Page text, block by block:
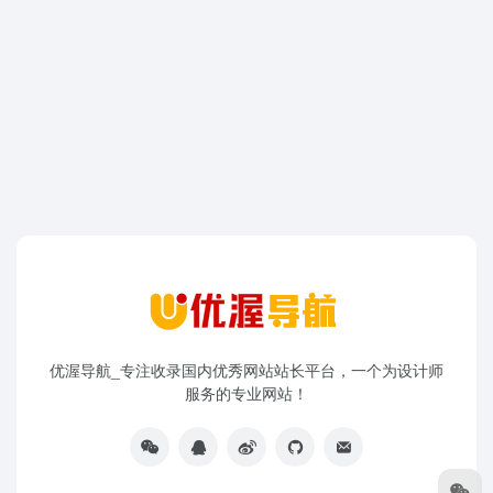
优渥导航_专注收录国内优秀网站站长平台，一个为设计师
服务的专业网站！